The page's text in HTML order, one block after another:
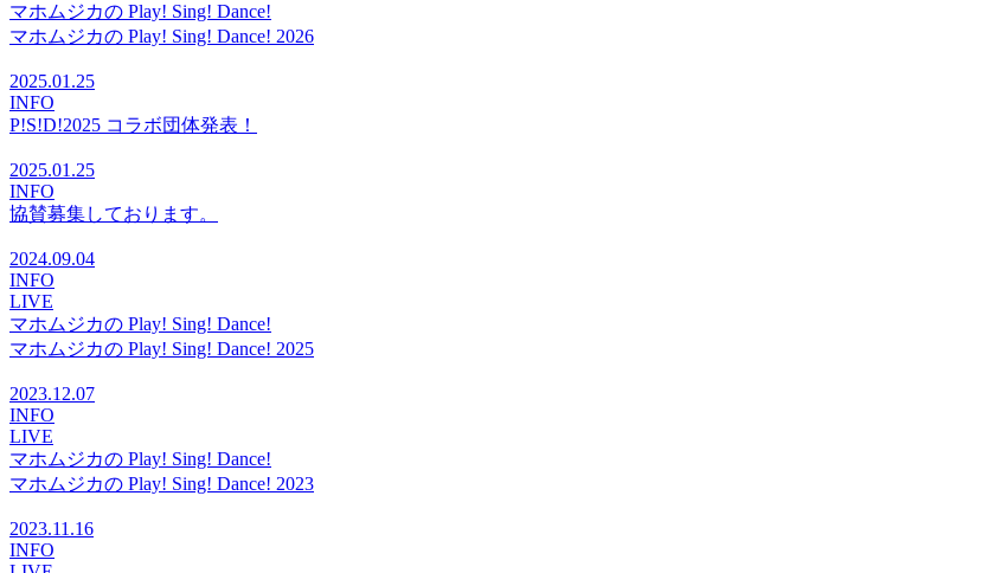
マホムジカの Play! Sing! Dance!
マホムジカの Play! Sing! Dance! 2026
2025.01.25
INFO
P!S!D!2025 コラボ団体発表！
2025.01.25
INFO
協賛募集しております。
2024.09.04
INFO
LIVE
マホムジカの Play! Sing! Dance!
マホムジカの Play! Sing! Dance! 2025
2023.12.07
INFO
LIVE
マホムジカの Play! Sing! Dance!
マホムジカの Play! Sing! Dance! 2023
2023.11.16
INFO